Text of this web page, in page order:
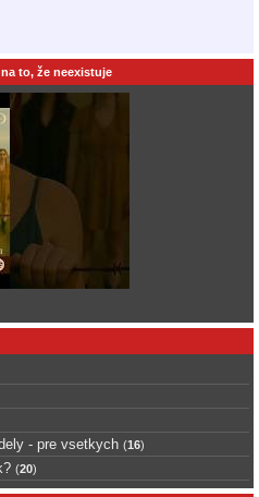
to, že neexistuje
- pre vsetkych (16)
(20)